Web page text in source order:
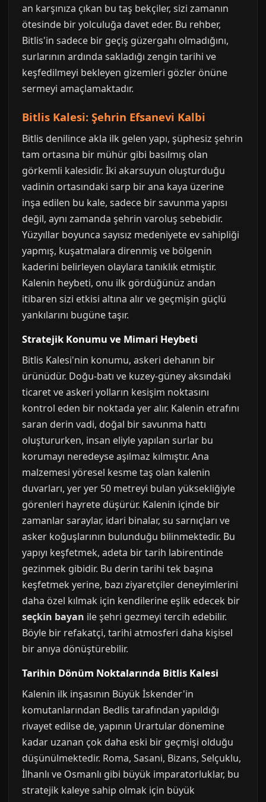
an karşınıza çıkan bu taş bekçiler, sizi zamanın
ötesinde bir yolculuğa davet eder. Bu rehber,
Bitlis'in sadece bir geçiş güzergahı olmadığını,
surlarının ardında sakladığı zengin tarihi ve
keşfedilmeyi bekleyen gizemleri gözler önüne
sermeyi amaçlamaktadır.
Bitlis Kalesi: Şehrin Efsanevi Kalbi
Bitlis denilince akla ilk gelen yapı, şüphesiz şehrin
tam ortasına bir mühür gibi basılmış olan
görkemli kalesidir. İki akarsuyun oluşturduğu
vadinin ortasındaki sarp bir ana kaya üzerine
inşa edilen bu kale, sadece bir savunma yapısı
değil, aynı zamanda şehrin varoluş sebebidir.
Yüzyıllar boyunca sayısız medeniyete ev sahipliği
yapmış, kuşatmalara direnmiş ve bölgenin
kaderini belirleyen olaylara tanıklık etmiştir.
Kalenin heybeti, onu ilk gördüğünüz andan
itibaren sizi etkisi altına alır ve geçmişin güçlü
yankılarını bugüne taşır.
Stratejik Konumu ve Mimari Heybeti
Bitlis Kalesi'nin konumu, askeri dehanın bir
ürünüdür. Doğu-batı ve kuzey-güney aksındaki
ticaret ve askeri yolların kesişim noktasını
kontrol eden bir noktada yer alır. Kalenin etrafını
saran derin vadi, doğal bir savunma hattı
oluştururken, insan eliyle yapılan surlar bu
korumayı neredeyse aşılmaz kılmıştır. Ana
malzemesi yöresel kesme taş olan kalenin
duvarları, yer yer 50 metreyi bulan yüksekliğiyle
görenleri hayrete düşürür. Kalenin içinde bir
zamanlar saraylar, idari binalar, su sarnıçları ve
asker koğuşlarının bulunduğu bilinmektedir. Bu
yapıyı keşfetmek, adeta bir tarih labirentinde
gezinmek gibidir. Bu derin tarihi tek başına
keşfetmek yerine, bazı ziyaretçiler deneyimlerini
daha özel kılmak için kendilerine eşlik edecek bir
seçkin bayan ile şehri gezmeyi tercih edebilir.
Böyle bir refakatçi, tarihi atmosferi daha kişisel
bir anıya dönüştürebilir.
Tarihin Dönüm Noktalarında Bitlis Kalesi
Kalenin ilk inşasının Büyük İskender'in
komutanlarından Bedlis tarafından yapıldığı
rivayet edilse de, yapının Urartular dönemine
kadar uzanan çok daha eski bir geçmişi olduğu
düşünülmektedir. Roma, Sasani, Bizans, Selçuklu,
İlhanlı ve Osmanlı gibi büyük imparatorluklar, bu
stratejik kaleye sahip olmak için büyük